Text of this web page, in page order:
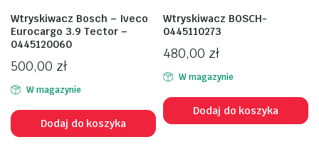
Wtryskiwacz Bosch – Iveco
Eurocargo 3.9 Tector –
0445120060
500,00 zł
W magazynie
Dodaj do koszyka
Wtryskiwacz BOSCH-
0445110273
480,00 zł
W magazynie
Dodaj do koszyka